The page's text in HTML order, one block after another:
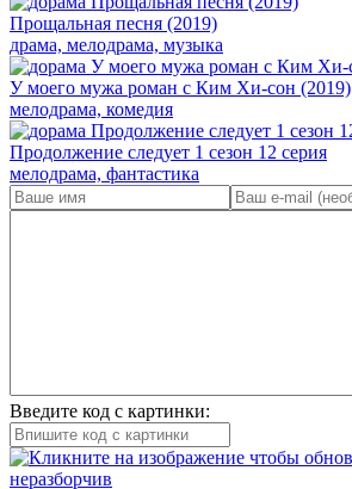
Прощальная песня (2019)
драма, мелодрама, музыка
У моего мужа роман с Ким Хи-сон (2019)
мелодрама, комедия
Продолжение следует 1 сезон 12 серия
мелодрама, фантастика
Введите код с картинки: